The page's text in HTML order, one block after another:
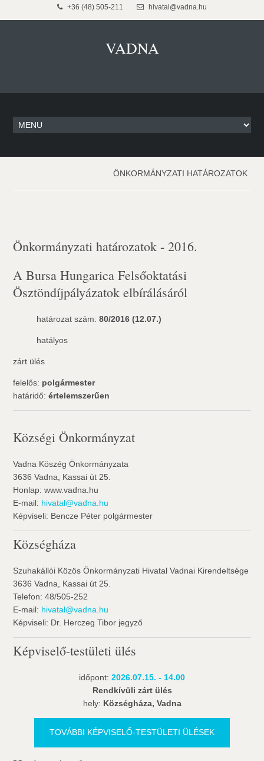
+36 (48) 505-211 hivatal@vadna.hu
VADNA
ÖNKORMÁNYZATI HATÁROZATOK
Önkormányzati határozatok - 2016.
A Bursa Hungarica Felsőoktatási
Ösztöndíjpályázatok elbírálásáról
határozat szám:80/2016 (12.07.)
hatályos
zárt ülés
felelős: polgármester
határidő:értelemszerűen
Községi Önkormányzat
Vadna Köszég Önkormányzata
3636 Vadna, Kassai út 25.
Honlap: www.vadna.hu
E-mail: hivatal@vadna.hu
Képviseli: Bencze Péter polgármester
Községháza
Szuhakállói Közös Önkormányzati Hivatal Vadnai Kirendeltsége
3636 Vadna, Kassai út 25.
Telefon: 48/505-252
E-mail: hivatal@vadna.hu
Képviseli: Dr. Herczeg Tibor jegyző
Képviselő-testületi ülés
időpont: 2026.07.15. - 14.00
Rendkívüli zárt ülés
hely: Községháza, Vadna
TOVÁBBI KÉPVISELŐ-TESTÜLETI ÜLÉSEK